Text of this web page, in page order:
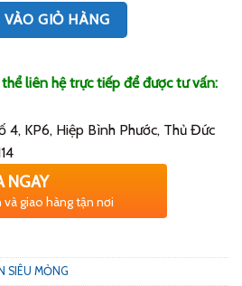
VÀO GIỎ HÀNG
liên hệ trực tiếp để được tư vấn:
4, KP6, Hiệp Bình Phước, Thủ Đức
NGAY
giao hàng tận nơi
SIÊU MỎNG